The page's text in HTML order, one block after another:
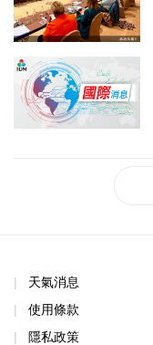
天氣消息
使用條款
隱私政策